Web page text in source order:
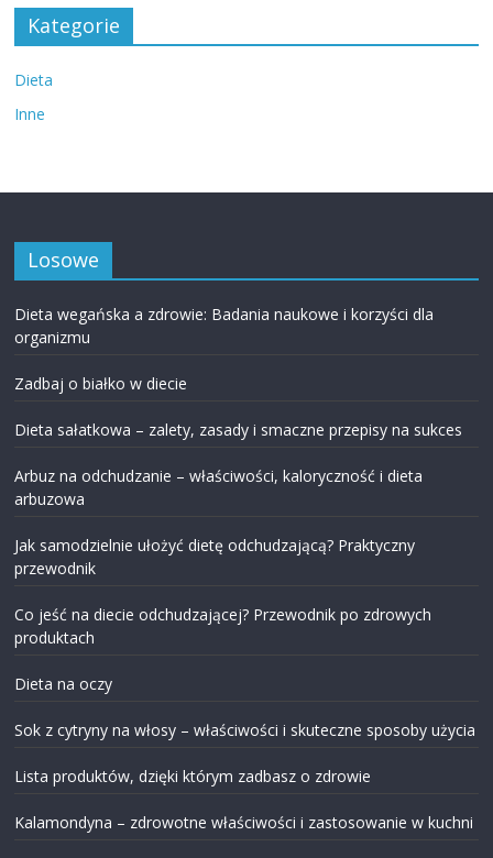
Kategorie
Dieta
Inne
Losowe
Dieta wegańska a zdrowie: Badania naukowe i korzyści dla
organizmu
Zadbaj o białko w diecie
Dieta sałatkowa – zalety, zasady i smaczne przepisy na sukces
Arbuz na odchudzanie – właściwości, kaloryczność i dieta
arbuzowa
Jak samodzielnie ułożyć dietę odchudzającą? Praktyczny
przewodnik
Co jeść na diecie odchudzającej? Przewodnik po zdrowych
produktach
Dieta na oczy
Sok z cytryny na włosy – właściwości i skuteczne sposoby użycia
Lista produktów, dzięki którym zadbasz o zdrowie
Kalamondyna – zdrowotne właściwości i zastosowanie w kuchni